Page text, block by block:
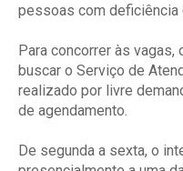
pessoas com deficiência
Para concorrer às
buscar o Serviço de
realizado por livre
de agendamento.
De segunda a sexta, o